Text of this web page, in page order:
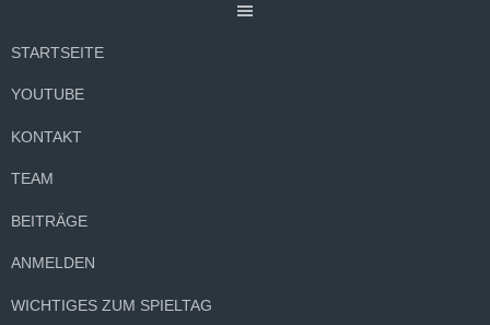
STARTSEITE
YOUTUBE
KONTAKT
TEAM
BEITRÄGE
ANMELDEN
WICHTIGES ZUM SPIELTAG